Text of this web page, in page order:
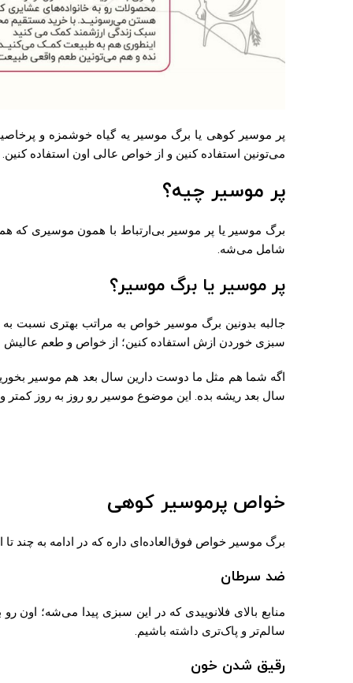
پر موسیر کوهی یا برگ موسیر یه گیاه خوشمزه و
می‌تونین استفاده کنین و از خواص عالی اون استفاده کنین.
پر موسیر چیه؟
برگ موسیر یا پر موسیر بی‌ارتباط با همون موسیری
شامل می‌شه.
پر موسیر یا برگ موسیر؟
جالبه بدونین برگ موسیر خواص به مراتب بهتری نسبت
سبزی خوردن ازش استفاده کنین؛ از خواص و طعم عالیش
اگه شما هم مثل ما دوست دارین سال بعد هم موسیر
سال بعد ریشه بده. این موضوع موسیر رو روز به روز
خواص پرموسیر کوهی
برگ موسیر خواص فوق‌العاده‌ای داره که در ادامه به چند تا
ضد سرطان
منابع بالای فلانوییدی که در این سبزی پیدا می‌شه؛
سالم‌تر و پاک‌تری داشته باشیم.
رقیق شدن خون